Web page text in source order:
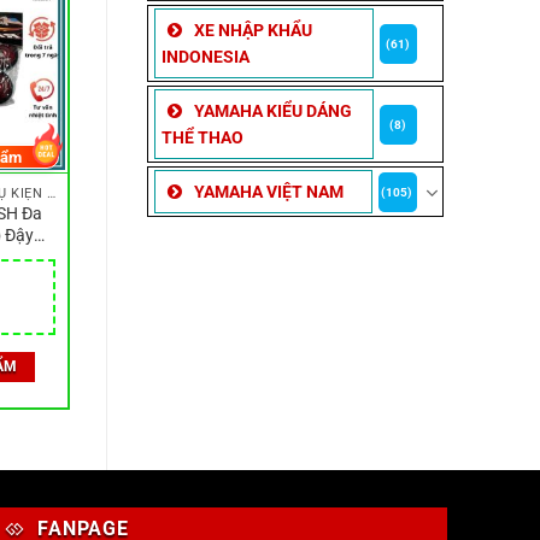
XE NHẬP KHẨU
INDONESIA
(61)
YAMAHA KIỂU DÁNG
THỂ THAO
(8)
YAMAHA VIỆT NAM (105)
ỐC VÍT, CÔNG TẮC & PHỤ KIỆN LẮP ĐẶT NHỎ
Đa
Đậy
chắn
FANPAGE